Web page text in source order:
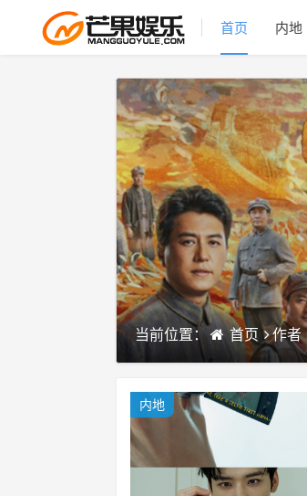
首页 内地
当前位置： 首页 作者
内地